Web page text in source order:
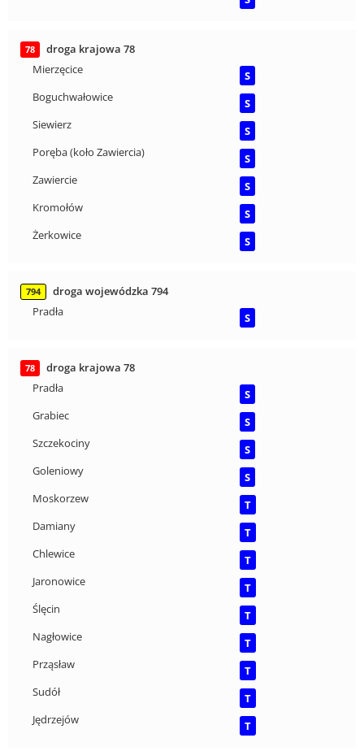
78
droga krajowa 78
Mierzęcice
S
Boguchwałowice
S
Siewierz
S
Poręba (koło Zawiercia)
S
Zawiercie
S
Kromołów
S
Żerkowice
S
794
droga wojewódzka 794
Pradła
S
78
droga krajowa 78
Pradła
S
Grabiec
S
Szczekociny
S
Goleniowy
S
Moskorzew
T
Damiany
T
Chlewice
T
Jaronowice
T
Ślęcin
T
Nagłowice
T
Prząsław
T
Sudół
T
Jędrzejów
T